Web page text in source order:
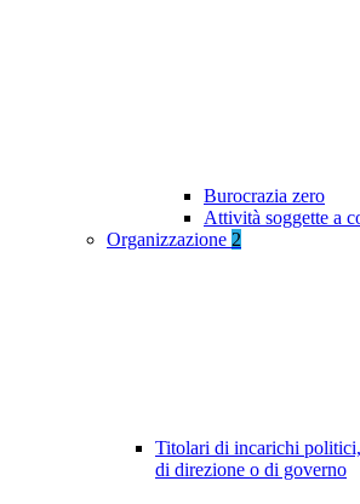
Burocrazia zero
Attività soggette a
Organizzazione 2
Titolari di incarichi
di direzione o di governo